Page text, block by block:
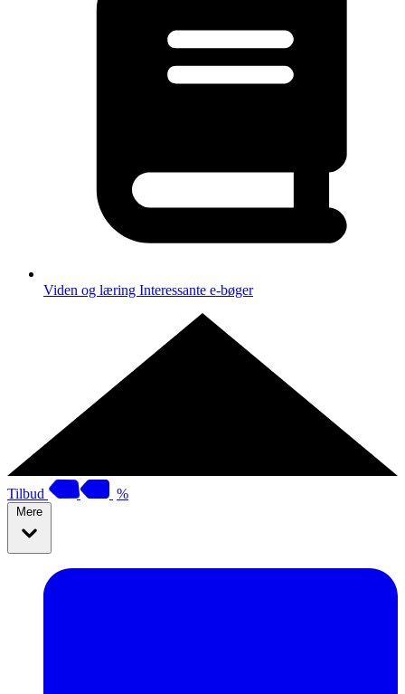
Viden og læring Interessante e-bøger
Tilbud %
Mere